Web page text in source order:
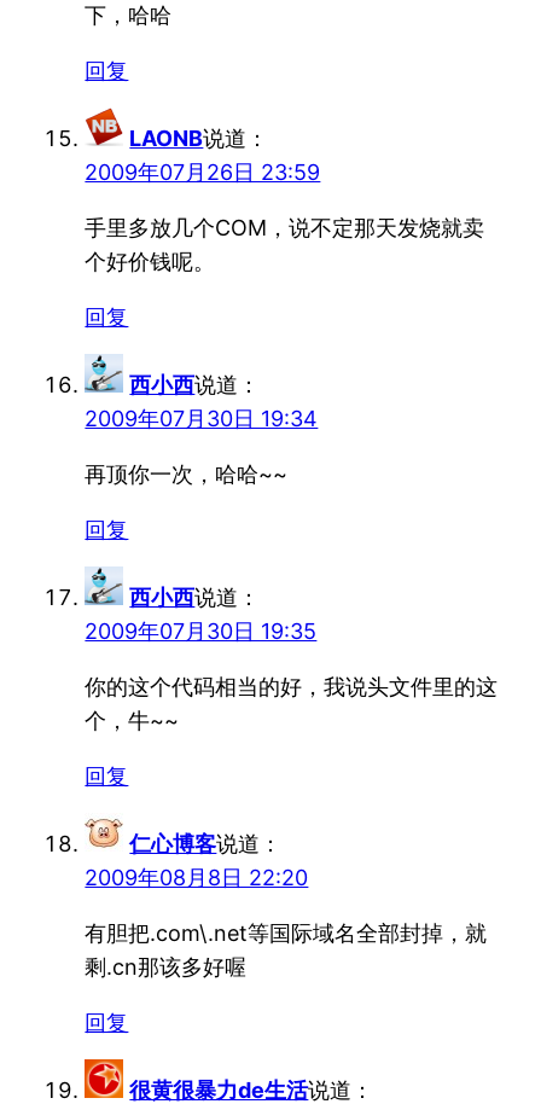
下，哈哈
回复
LAONB说道：
2009年07月26日 23:59
手里多放几个COM，说不定那天发烧就卖
个好价钱呢。
回复
西小西说道：
2009年07月30日 19:34
再顶你一次，哈哈~~
回复
西小西说道：
2009年07月30日 19:35
你的这个代码相当的好，我说头文件里的这
个，牛~~
回复
仁心博客说道：
2009年08月8日 22:20
有胆把.com\.net等国际域名全部封掉，就
剩.cn那该多好喔
回复
很黄很暴力de生活说道：